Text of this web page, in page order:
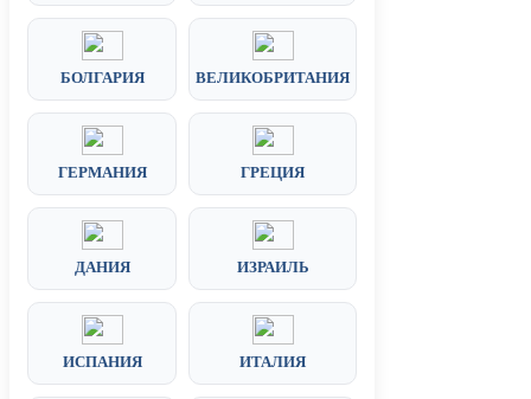
БОЛГАРИЯ ВЕЛИКОБРИТАНИЯ
ГЕРМАНИЯ ГРЕЦИЯ
ДАНИЯ ИЗРАИЛЬ
ИСПАНИЯ ИТАЛИЯ